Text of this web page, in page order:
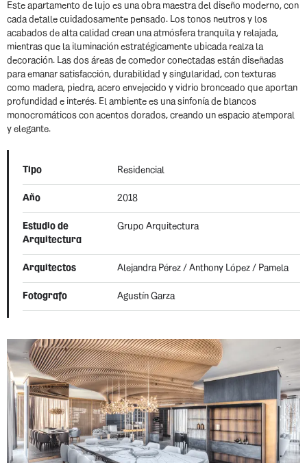
Este apartamento de lujo es una obra maestra del diseño moderno, con
cada detalle cuidadosamente pensado. Los tonos neutros y los
acabados de alta calidad crean una atmósfera tranquila y relajada,
mientras que la iluminación estratégicamente ubicada realza la
decoración. Las dos áreas de comedor conectadas están diseñadas
para emanar satisfacción, durabilidad y singularidad, con texturas
como madera, piedra, acero envejecido y vidrio bronceado que aportan
profundidad e interés. El ambiente es una sinfonía de blancos
monocromáticos con acentos dorados, creando un espacio atemporal
y elegante.
Tipo Residencial
Año 2018
Estudio de
Arquitectura
Grupo Arquitectura
Arquitectos Alejandra Pérez / Anthony López / Pamela
Fotografo Agustín Garza